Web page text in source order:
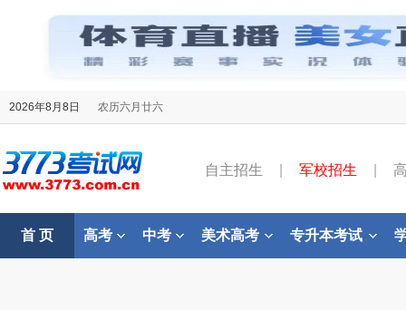
2026年8月8日 农历六月廿六
自主招生 军校招生
首 页 高考 中考 美术高考 专升本考试